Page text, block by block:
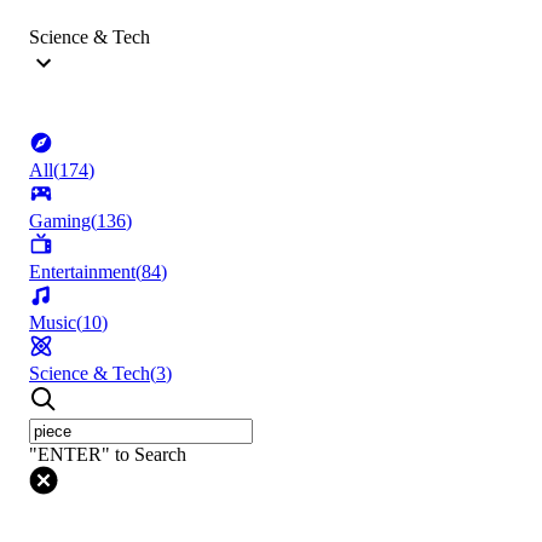
Science & Tech
All(174)
Gaming(136)
Entertainment(84)
Music(10)
Science & Tech(3)
"ENTER" to Search